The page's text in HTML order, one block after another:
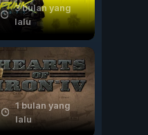
3 bulan yang
lalu
1 bulan yang
lalu